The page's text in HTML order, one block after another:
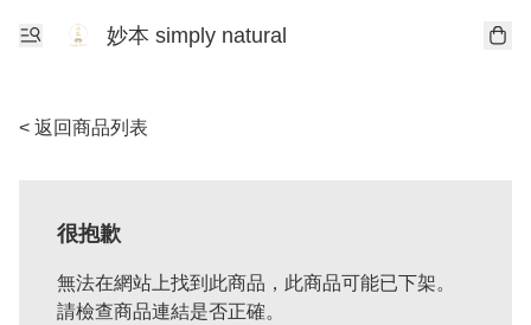
妙本 simply natural
< 返回商品列表
很抱歉
無法在網站上找到此商品，此商品可能已下架。
請檢查商品連結是否正確。